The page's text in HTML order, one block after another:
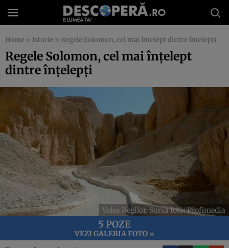
Home » Istorie » Regele Solomon, cel mai înțelept dintre înțelepți
Regele Solomon, cel mai înțelept
dintre înțelepți
Valea Regilor. Sursa foto: Profimedia
5 POZE
VEZI GALERIA FOTO »